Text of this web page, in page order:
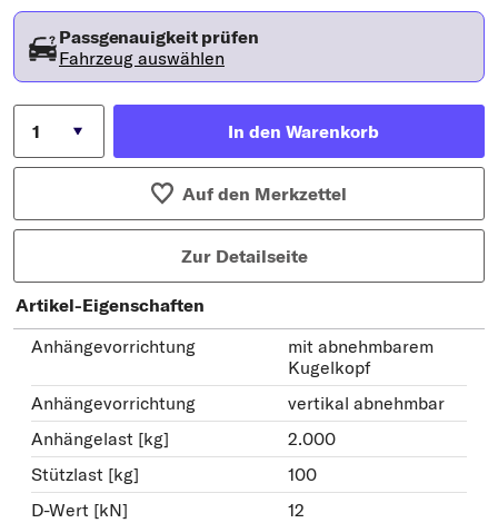
Passgenauigkeit prüfen
Fahrzeug auswählen
In den Warenkorb
Auf den Merkzettel
Zur Detailseite
Artikel-Eigenschaften
Anhängevorrichtung
mit abnehmbarem
Kugelkopf
Anhängevorrichtung
vertikal abnehmbar
Anhängelast [kg]
2.000
Stützlast [kg]
100
D-Wert [kN]
12